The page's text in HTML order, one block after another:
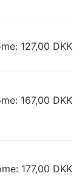
127,00 DKK
167,00 DKK
177,00 DKK